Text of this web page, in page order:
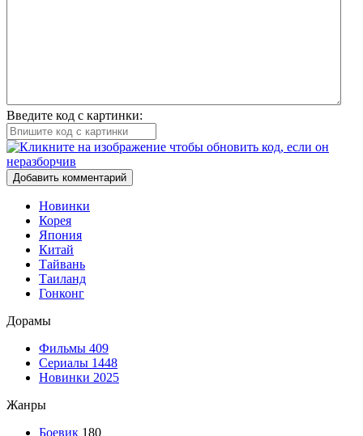
Введите код с картинки:
Добавить комментарий
Новинки
Корея
Япония
Китай
Тайвань
Таиланд
Гонконг
Дорамы
Фильмы 409
Сериалы 1448
Новинки 2025
Жанры
Боевик 180